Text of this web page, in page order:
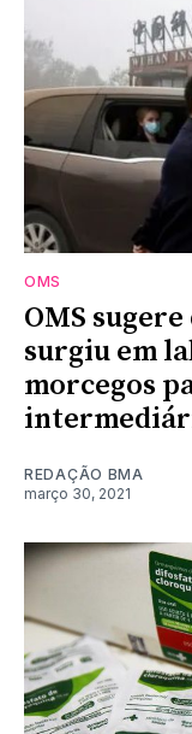
OMS
OMS
surgiu em
morcegos
REDAÇÃO BMA
março 30, 2021